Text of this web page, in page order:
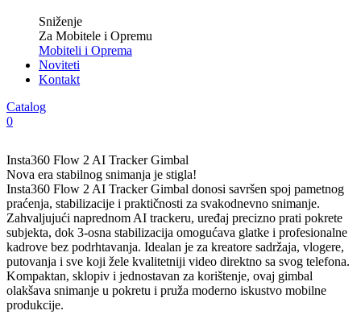
Sniženje
Za Mobitele i Opremu
Mobiteli i Oprema
Noviteti
Kontakt
Catalog
0
Insta360 Flow 2 AI Tracker Gimbal
Nova era stabilnog snimanja je stigla!
Insta360 Flow 2 AI Tracker Gimbal donosi savršen spoj pametnog
praćenja, stabilizacije i praktičnosti za svakodnevno snimanje.
Zahvaljujući naprednom AI trackeru, uređaj precizno prati pokrete
subjekta, dok 3-osna stabilizacija omogućava glatke i profesionalne
kadrove bez podrhtavanja. Idealan je za kreatore sadržaja, vlogere,
putovanja i sve koji žele kvalitetniji video direktno sa svog telefona.
Kompaktan, sklopiv i jednostavan za korištenje, ovaj gimbal
olakšava snimanje u pokretu i pruža moderno iskustvo mobilne
produkcije.